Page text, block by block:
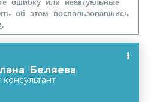
ошибку или неактуальные
об этом воспользовавшись
.